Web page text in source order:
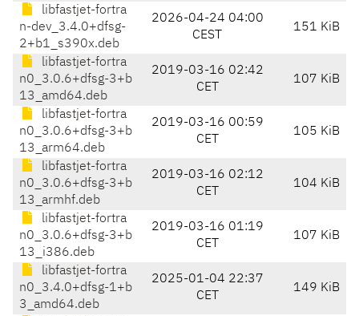
libfastjet-fortra
n-dev_3.4.0+dfsg-
2+b1_s390x.deb
2026-04-24 04:00
CEST
151 KiB
libfastjet-fortra
n0_3.0.6+dfsg-3+b
13_amd64.deb
2019-03-16 02:42
CET
107 KiB
libfastjet-fortra
n0_3.0.6+dfsg-3+b
13_arm64.deb
2019-03-16 00:59
CET
105 KiB
libfastjet-fortra
n0_3.0.6+dfsg-3+b
13_armhf.deb
2019-03-16 02:12
CET
104 KiB
libfastjet-fortra
n0_3.0.6+dfsg-3+b
13_i386.deb
2019-03-16 01:19
CET
107 KiB
libfastjet-fortra
n0_3.4.0+dfsg-1+b
3_amd64.deb
2025-01-04 22:37
CET
149 KiB